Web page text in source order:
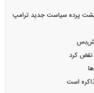
پشت پرده سیاست جدید ترامپ
کرد
است